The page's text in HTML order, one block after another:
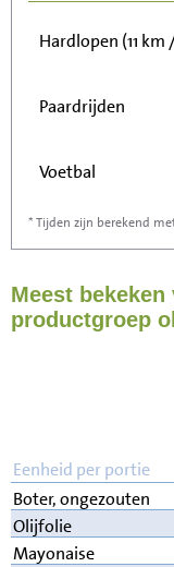
Hardlopen (11 km
Paardrijden
Voetbal
Stofzuigen
Strijken
* Tijden zijn berekend
Meest
productgroep
Eenheid per portie
Boter, ongezouten
Olijfolie
Mayonaise